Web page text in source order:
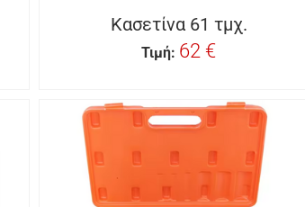
Κασετίνα 61 τμχ.
Τιμή: 62 €